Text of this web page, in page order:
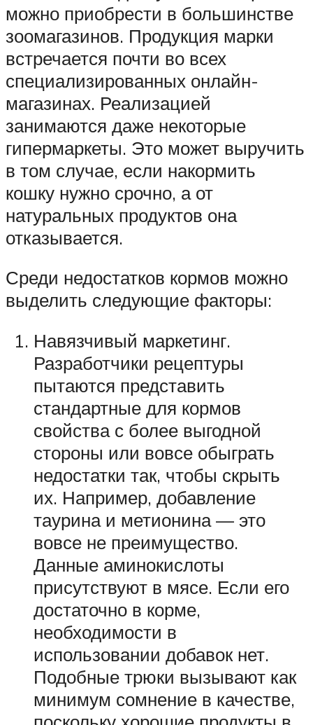
можно приобрести в большинстве
зоомагазинов. Продукция марки
встречается почти во всех
специализированных онлайн-
магазинах. Реализацией
занимаются даже некоторые
гипермаркеты. Это может выручить
в том случае, если накормить
кошку нужно срочно, а от
натуральных продуктов она
отказывается.
Среди недостатков кормов можно
выделить следующие факторы:
Навязчивый маркетинг.
Разработчики рецептуры
пытаются представить
стандартные для кормов
свойства с более выгодной
стороны или вовсе обыграть
недостатки так, чтобы скрыть
их. Например, добавление
таурина и метионина — это
вовсе не преимущество.
Данные аминокислоты
присутствуют в мясе. Если его
достаточно в корме,
необходимости в
использовании добавок нет.
Подобные трюки вызывают как
минимум сомнение в качестве,